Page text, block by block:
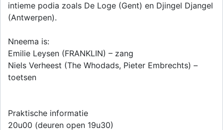
intieme podia zoals De Loge (Gent) en Djingel Djangel
(Antwerpen).
Nneema is:
Emilie Leysen (FRANKLIN) – zang
Niels Verheest (The Whodads, Pieter Embrechts) –
toetsen
Praktische informatie
20u00 (deuren open 19u30)